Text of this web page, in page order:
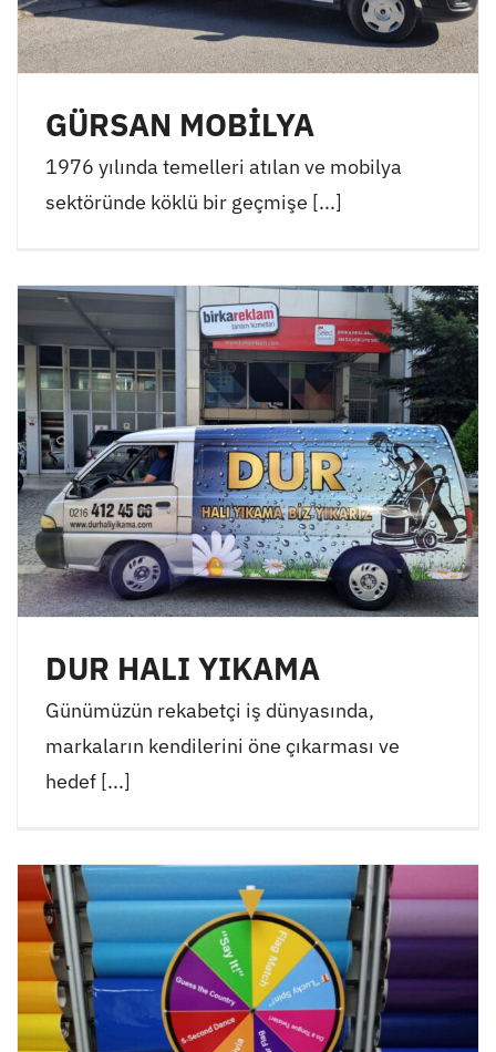
GÜRSAN MOBİLYA
1976 yılında temelleri atılan ve mobilya
sektöründe köklü bir geçmişe [...]
DUR HALI YIKAMA
Günümüzün rekabetçi iş dünyasında,
markaların kendilerini öne çıkarması ve
hedef [...]